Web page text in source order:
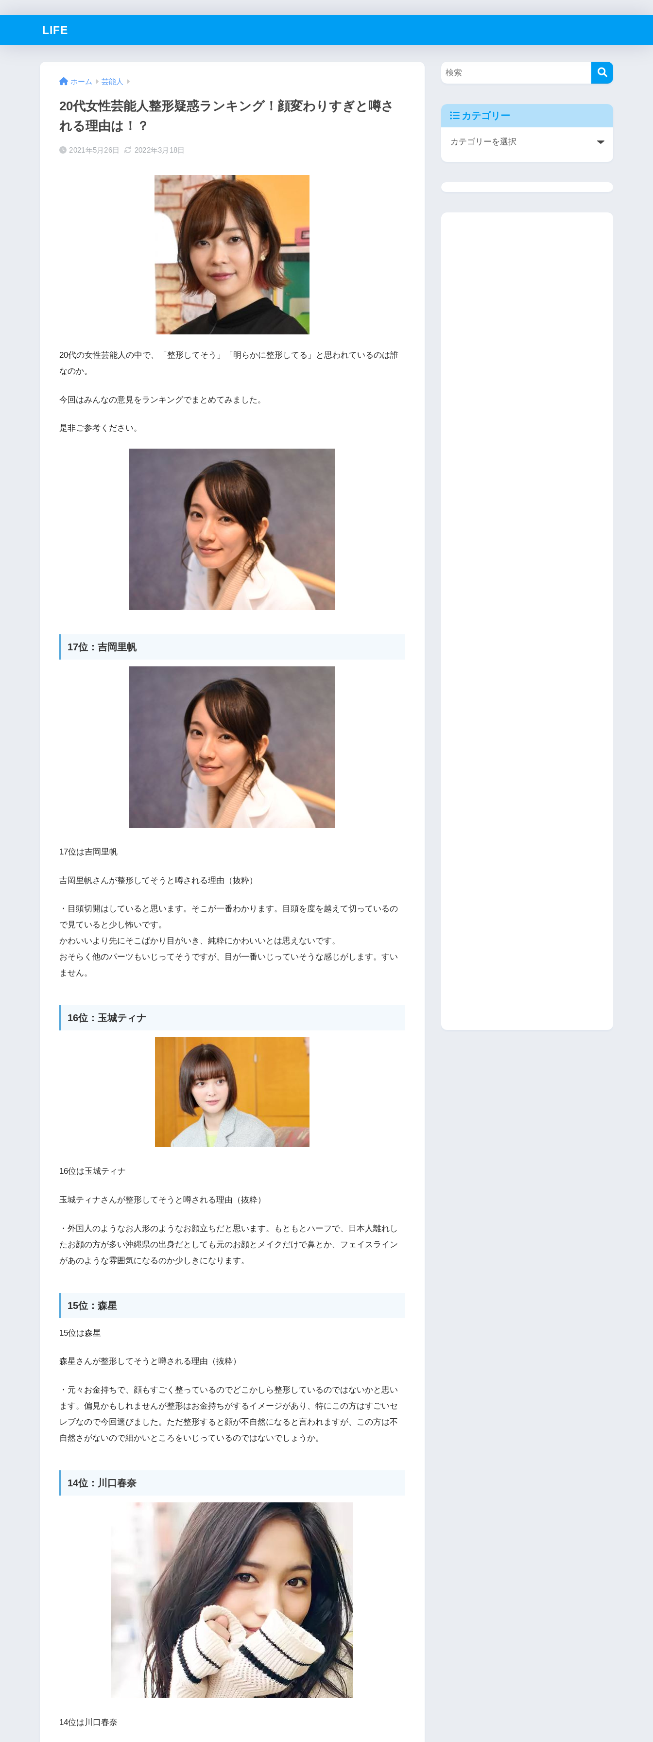
LIFE
ホーム 芸能人
20代女性芸能人整形疑惑ランキング！顔変わりすぎと噂さ
れる理由は！？
2021年5月26日 2022年3月18日
20代の女性芸能人の中で、「整形してそう」「明らかに整形してる」と思われているのは誰
なのか。
今回はみんなの意見をランキングでまとめてみました。
是非ご参考ください。
17位：吉岡里帆
17位は吉岡里帆
吉岡里帆さんが整形してそうと噂される理由（抜粋）
・目頭切開はしていると思います。そこが一番わかります。目頭を度を越えて切っているの
で見ていると少し怖いです。
かわいいより先にそこばかり目がいき、純粋にかわいいとは思えないです。
おそらく他のパーツもいじってそうですが、目が一番いじっていそうな感じがします。すい
ません。
16位：玉城ティナ
16位は玉城ティナ
玉城ティナさんが整形してそうと噂される理由（抜粋）
・外国人のようなお人形のようなお顔立ちだと思います。もともとハーフで、日本人離れし
たお顔の方が多い沖縄県の出身だとしても元のお顔とメイクだけで鼻とか、フェイスライン
があのような雰囲気になるのか少しきになります。
15位：森星
15位は森星
森星さんが整形してそうと噂される理由（抜粋）
・元々お金持ちで、顔もすごく整っているのでどこかしら整形しているのではないかと思い
ます。偏見かもしれませんが整形はお金持ちがするイメージがあり、特にこの方はすごいセ
レブなので今回選びました。ただ整形すると顔が不自然になると言われますが、この方は不
自然さがないので細かいところをいじっているのではないでしょうか。
14位：川口春奈
14位は川口春奈
カテゴリー